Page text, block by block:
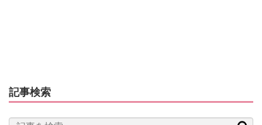
記事検索